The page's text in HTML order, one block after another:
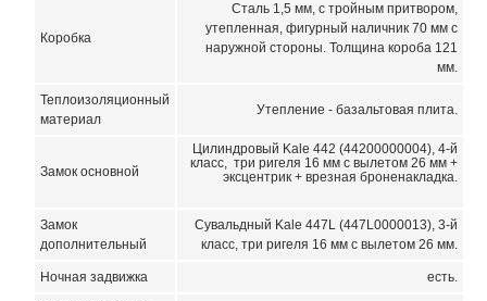
Коробка
Сталь 1,5 мм, с тройным притвором,
утепленная, фигурный наличник 70 мм с
наружной стороны. Толщина короба 121
мм.
Теплоизоляционный
материал
Утепление - базальтовая плита.
Замок основной
Цилиндровый Kale 442 (44200000004), 4-й
класс, три ригеля 16 мм с вылетом 26 мм +
эксцентрик + врезная броненакладка.
Замок
дополнительный
Сувальдный Kale 447L (447L0000013), 3-й
класс, три ригеля 16 мм с вылетом 26 мм.
Ночная задвижка есть.